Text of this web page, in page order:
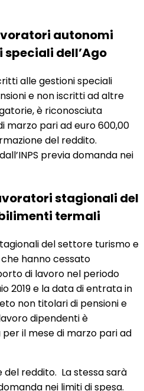
autonomi
dell’Ago
alle gestioni speciali
e non iscritti ad altre
è riconosciuta
marzo pari ad euro 600,00
del reddito.
previa domanda nei
stagionali del
termali
del settore turismo e
hanno cessato
di lavoro nel periodo
2019 e la data di entrata in
non titolari di pensioni e
dipendenti è
il mese di marzo pari ad
reddito. La stessa sarà
nei limiti di spesa.